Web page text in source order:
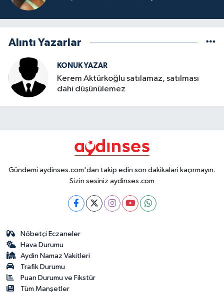
Alıntı Yazarlar
KONUK YAZAR
Kerem Aktürkoğlu satılamaz, satılması
dahi düşünülemez
Gündemi aydinses.com'dan takip edin son dakikalari kaçırmayın.
Sizin sesiniz aydinses.com
Nöbetçi Eczaneler
Hava Durumu
Aydin Namaz Vakitleri
Trafik Durumu
Puan Durumu ve Fikstür
Tüm Manşetler